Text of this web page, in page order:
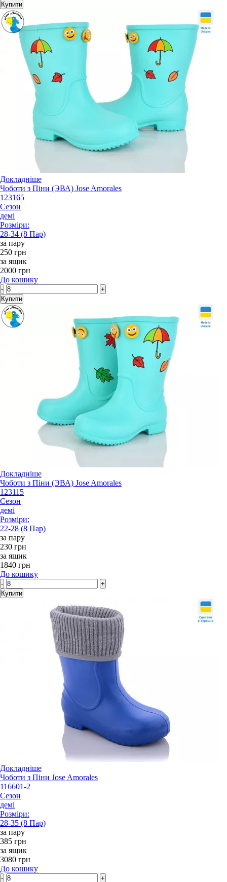
Купити
Докладніше
Чоботи з Піни (ЭВА) Jose Amorales
123165
Сезон
демі
Розміри:
28-34 (8 Пар)
за пару
250 грн
за ящик
2000 грн
До кошику
-
+
Купити
Докладніше
Чоботи з Піни (ЭВА) Jose Amorales
123115
Сезон
демі
Розміри:
22-28 (8 Пар)
за пару
230 грн
за ящик
1840 грн
До кошику
-
+
Купити
Докладніше
Чоботи з Піни Jose Amorales
116601-2
Сезон
демі
Розміри:
28-35 (8 Пар)
за пару
385 грн
за ящик
3080 грн
До кошику
- +